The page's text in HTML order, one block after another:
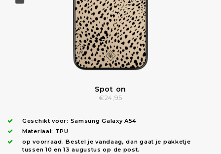
Spot on
€24,95
Geschikt voor: Samsung Galaxy A54
Materiaal: TPU
op voorraad.Bestel je vandaag, dan gaat je pakketje
tussen 10 en 13 augustus op de post.